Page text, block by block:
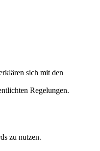
sich mit den
Regelungen.
zu nutzen.